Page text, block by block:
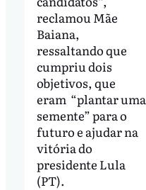
reclamou Mãe
Baiana,
ressaltando que
cumpriu dois
objetivos, que
eram “plantar uma
semente” para o
futuro e ajudar na
vitória do
presidente Lula
(PT).